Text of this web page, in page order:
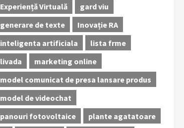
Experiență Virtuală
gard viu
generare de texte
Inovație RA
inteligenta artificiala
lista frme
livada
marketing online
model comunicat de presa lansare produs
model de videochat
panouri fotovoltaice
plante agatatoare